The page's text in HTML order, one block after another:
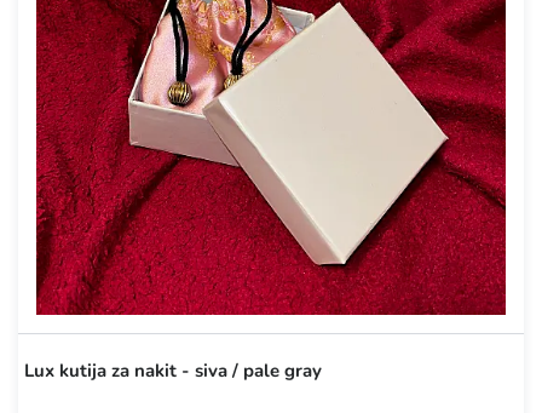
Lux kutija za nakit - siva / pale gray